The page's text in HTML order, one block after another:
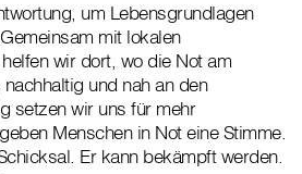
um Lebensgrundlagen
mit lokalen
wir dort, wo die Not am
und nah an den
setzen wir uns für mehr
Menschen in Not eine Stimme.
Er kann bekämpft werden.